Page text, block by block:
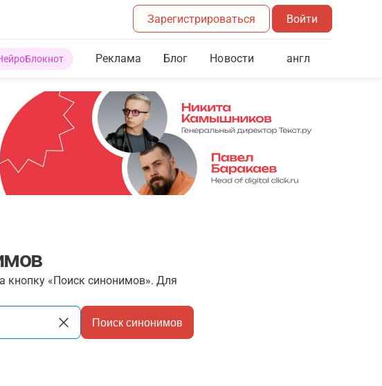
Зарегистрироваться Войти
Реклама Блог Новости англ
кнопку «Поиск синонимов». Для
Поиск синонимов